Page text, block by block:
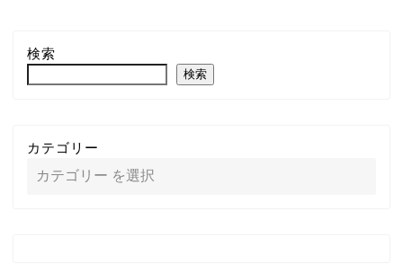
検索
検索
カテゴリー